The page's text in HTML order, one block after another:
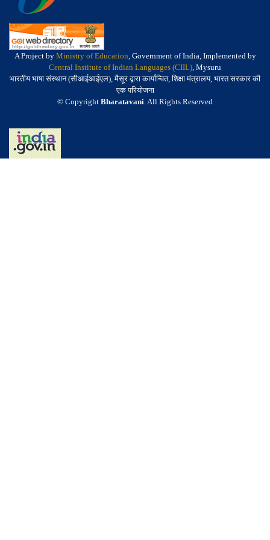
A Project by Ministry of Education, Government of India, Implemented by
Central Institute of Indian Languages (CIIL), Mysuru
भारतीय भाषा संस्थान (सीआईआईएल), मैसूर द्वारा कार्यान्वित, शिक्षा मंत्रालय, भारत सरकार की
एक परियोजना
© Copyright Bharatavani. All Rights Reserved